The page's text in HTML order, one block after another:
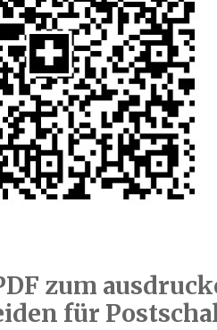
zum
für